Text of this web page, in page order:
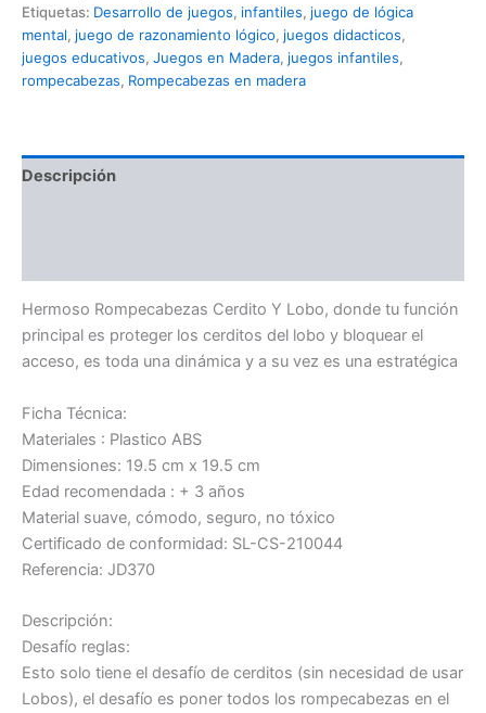
Etiquetas: Desarrollo de juegos, infantiles, juego de lógica
mental, juego de razonamiento lógico, juegos didacticos,
juegos educativos, Juegos en Madera, juegos infantiles,
rompecabezas, Rompecabezas en madera
Descripción
Hermoso Rompecabezas Cerdito Y Lobo, donde tu función
principal es proteger los cerditos del lobo y bloquear el
acceso, es toda una dinámica y a su vez es una estratégica
Ficha Técnica:
Materiales : Plastico ABS
Dimensiones: 19.5 cm x 19.5 cm
Edad recomendada : + 3 años
Material suave, cómodo, seguro, no tóxico
Certificado de conformidad: SL-CS-210044
Referencia: JD370
Descripción:
Desafío reglas:
Esto solo tiene el desafío de cerditos (sin necesidad de usar
Lobos), el desafío es poner todos los rompecabezas en el